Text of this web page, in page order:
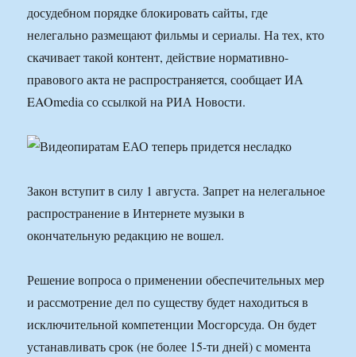
досудебном порядке блокировать сайты, где
нелегально размещают фильмы и сериалы. На тех, кто
скачивает такой контент, действие нормативно-
правового акта не распространяется, сообщает ИА
EAOmedia со ссылкой на РИА Новости.
Закон вступит в силу 1 августа. Запрет на нелегальное
распространение в Интернете музыки в
окончательную редакцию не вошел.
Решение вопроса о применении обеспечительных мер
и рассмотрение дел по существу будет находиться в
исключительной компетенции Мосгорсуда. Он будет
устанавливать срок (не более 15-ти дней) с момента